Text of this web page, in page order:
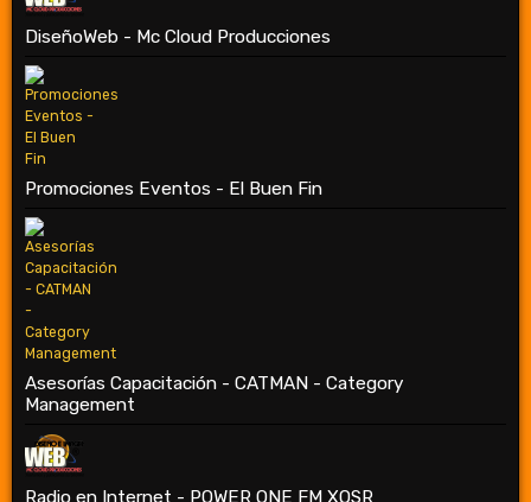
DiseñoWeb - Mc Cloud Producciones
Promociones Eventos - El Buen Fin
Asesorías Capacitación - CATMAN - Category
Management
Radio en Internet - POWER ONE FM XOSR